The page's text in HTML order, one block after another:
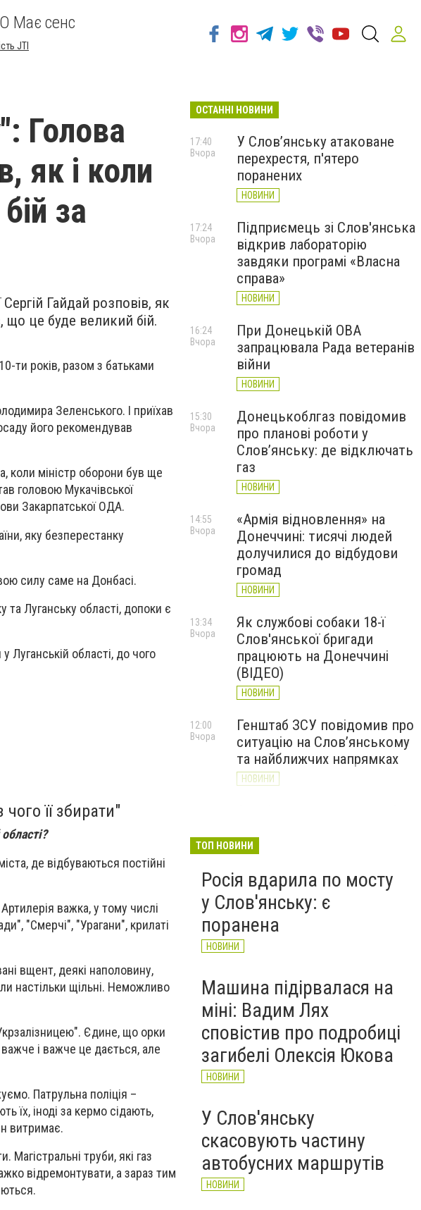
Має сенс
JTI
Голова
як і коли
за
Гайдай розповів, як
що це буде великий бій.
ти років, разом з батьками
Зеленського. І приїхав
його рекомендував
коли міністр оборони був ще
головою Мукачівської
Закарпатської ОДА.
яку безперестанку
силу саме на Донбасі.
Луганську області, допоки є
Луганській області, до чого
її збирати"
де відбуваються постійні
важка, у тому числі
"Смерчі", "Урагани", крилаті
вщент, деякі наполовину,
настільки щільні. Неможливо
Єдине, що орки
і важче це дається, але
Патрульна поліція –
їх, іноді за кермо сідають,
витримає.
Магістральні труби, які газ
відремонтувати, а зараз тим
ОСТАННІ НОВИНИ
У Слов’янську атаковане
перехрестя, п'ятеро
поранених
НОВИНИ
17:40
Вчора
Підприємець зі Слов'янська
відкрив лабораторію
завдяки програмі «Власна
справа»
НОВИНИ
17:24
Вчора
При Донецькій ОВА
запрацювала Рада ветеранів
війни
НОВИНИ
16:24
Вчора
Донецькоблгаз повідомив
про планові роботи у
Слов’янську: де відключать
газ
НОВИНИ
15:30
Вчора
«Армія відновлення» на
Донеччині: тисячі людей
долучилися до відбудови
громад
НОВИНИ
14:55
Вчора
Як службові собаки 18-ї
Слов'янської бригади
працюють на Донеччині
(ВІДЕО)
НОВИНИ
13:34
Вчора
Генштаб ЗСУ повідомив про
ситуацію на Слов’янському
та найближчих напрямках
НОВИНИ
12:00
Вчора
великої війни: 7 серпня
ТОП НОВИНИ
Росія вдарила по мосту
у Слов'янську: є
поранена
НОВИНИ
Машина підірвалася на
міні: Вадим Лях
сповістив про подробиці
загибелі Олексія Юкова
НОВИНИ
У Слов'янську
скасовують частину
автобусних маршрутів
НОВИНИ